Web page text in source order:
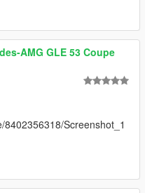
AMG GLE 53 Coupe
Screenshot_1